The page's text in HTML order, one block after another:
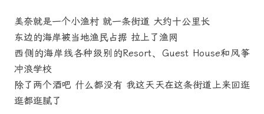
美奈就是一个小渔村 就一条街道 大约十公里长
东边的海岸被当地渔民占据 拉上了渔网
西侧的海岸线各种级别的Resort、Guest House和风筝
冲浪学校
除了两个酒吧 什么都没有 我这天天在这条街道上来回逛
逛都逛腻了